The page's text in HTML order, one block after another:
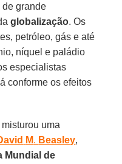
de grande
globalização. Os
petróleo, gás e até
níquel e paládio
especialistas
conforme os efeitos
uma
M. Beasley,
Mundial de